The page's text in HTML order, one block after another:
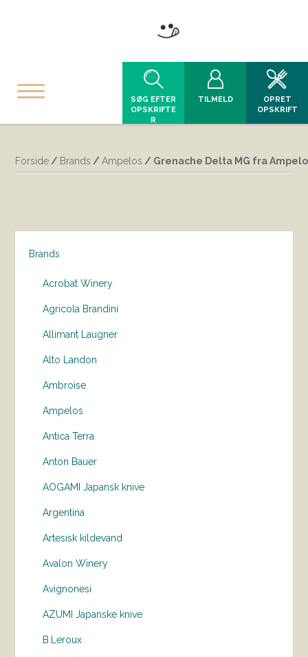
SØG EFTER
OPSKRIFTE
R
TILMELD
OPRET
OPSKRIFT
Forside / Brands /Ampelos / Grenache Delta MG fra
Brands
Acrobat Winery
Agricola Brandini
Allimant Laugner
Alto Landon
Ambroise
Ampelos
Antica Terra
Anton Bauer
AOGAMI Japansk knive
Argentina
Artesisk kildevand
Avalon Winery
Avignonesi
AZUMI Japanske knive
B.Leroux